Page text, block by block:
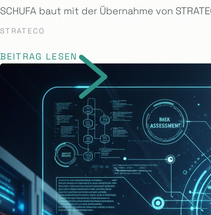
SCHUFA baut mit der Übernahme von
STRATECO
BEITRAG LESEN